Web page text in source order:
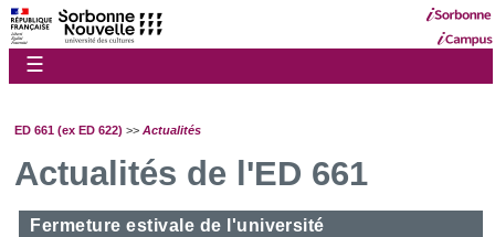
☰
ED 661 (ex ED 622) >> Actualités
Actualités de l'ED 661
Fermeture estivale de l'université